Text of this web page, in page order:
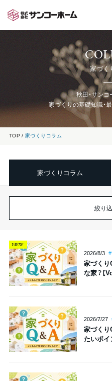
家づく
秋田・サンコ
家づくりの基礎知識・
TOP 家づくりコラム
家づくりコラム
絞り
2026/8/3
NEW
家づくり
な家？【
2026/7/27
家づくり
たいポイ